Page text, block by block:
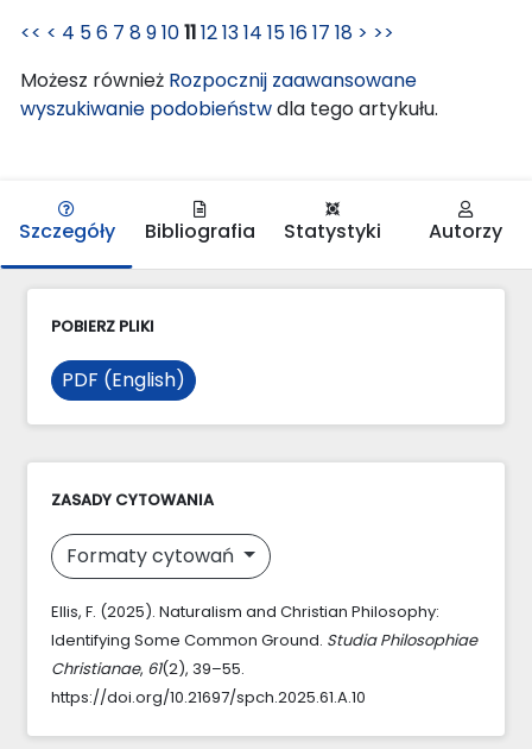
<< < 4 56 7 891011121314 151617 18 > >>
Możesz również Rozpocznij zaawansowane
wyszukiwanie podobieństwdla tego artykułu.
Szczegóły Bibliografia Statystyki Autorzy
POBIERZ PLIKI
PDF (English)
ZASADY CYTOWANIA
Formaty cytowań
Ellis, F. (2025). Naturalism and Christian Philosophy:
Identifying Some Common Ground. Studia Philosophiae
Christianae, 61(2), 39–55.
https://doi.org/10.21697/spch.2025.61.A.10